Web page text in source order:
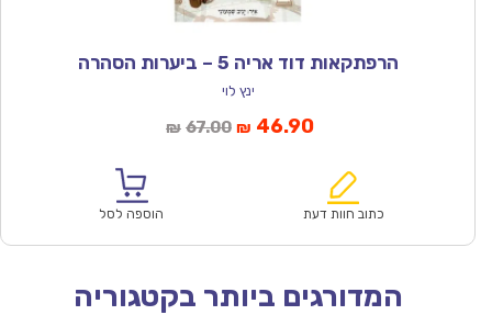
הרפתקאות דוד אריה 5 – ביערות הסהרה
ינץ לוי
₪ 67.00המחיר
₪67.00.
₪ 46.90המחיר
הוא:
כתוב חוות דעת הוספה לסל
המדורגים ביותר בקטגוריה